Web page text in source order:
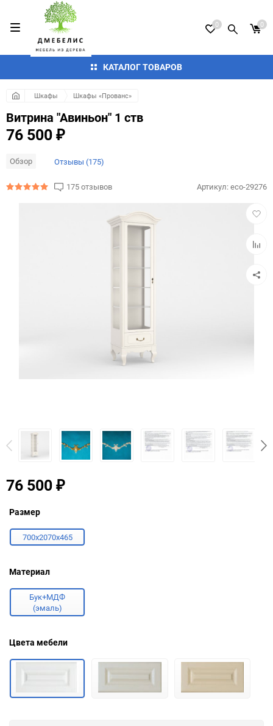
КАТАЛОГ ТОВАРОВ
0 0
Шкафы Шкафы «Прованс»
Витрина "Авиньон" 1 ств
76 500 ₽
Обзор Отзывы (175)
76 500 ₽
Артикул:eco-29276
175 отзывов
Размер
700х2070х465
Материал
Бук+МДФ
(эмаль)
Цвета мебели